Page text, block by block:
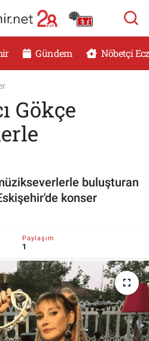
Gündem Nöbetçi
Gökçe
müzikseverlerle buluşturan
konser
Paylaşım
1
ECZANELER
Haritası
ve Fikstür